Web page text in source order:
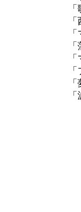
「
「
「
「
「
「
「
「